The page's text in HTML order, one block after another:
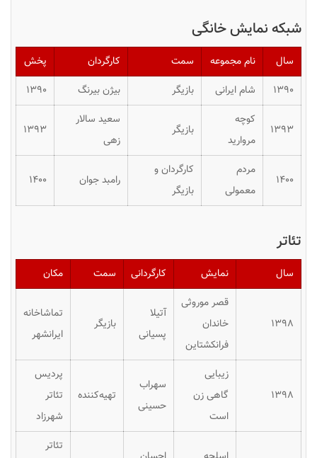
شبکه نمایش خانگی
سال نام مجموعه سمت کارگردان
پخش
۱۳۹۰
شام ایرانی بازیگر بیژن بیرنگ ۱۳۹۰
۱۳۹۳
کوچه
مروارید
بازیگر
سعید سالار
زهی
۱۳۹۳
١۴٠٠
مردم
معمولی
کارگردان و
بازیگر
رامبد جوان ۱۴۰۰
تئاتر
سال نمایش کارگردانی سمت مکان
۱۳۹۸
قصر موروثی
خاندان
فرانکشتاین
آتیلا
پسیانی
بازیگر
تماشاخانه
ایرانشهر
۱۳۹۸
زیبایی
گاهی زن
است
سهراب
حسینی
تهیه‌کننده
پردیس
تئاتر
شهرزاد
تئاتر